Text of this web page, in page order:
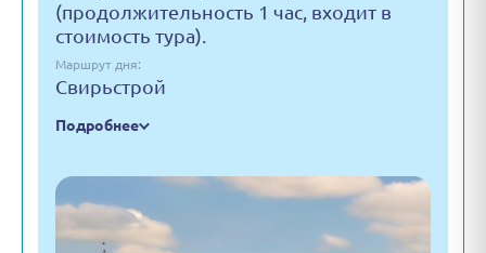
(продолжительность 1 час, входит в
стоимость тура).
Маршрут дня:
Свирьстрой
Подробнее